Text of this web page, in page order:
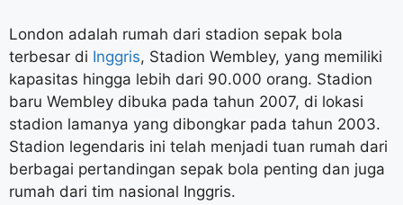
London adalah rumah dari stadion sepak bola
terbesar di Inggris, Stadion Wembley, yang memiliki
kapasitas hingga lebih dari 90.000 orang. Stadion
baru Wembley dibuka pada tahun 2007, di lokasi
stadion lamanya yang dibongkar pada tahun 2003.
Stadion legendaris ini telah menjadi tuan rumah dari
berbagai pertandingan sepak bola penting dan juga
rumah dari tim nasional Inggris.